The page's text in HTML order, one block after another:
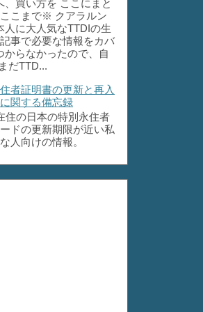
、買い方を ここにまと
こまで※ クアラルン
人に大人気なTTDIの生
事で必要な情報をカバ
からなかったので、自
だTTD...
者証明書の更新と再入
関する備忘録
住の日本の特別永住者
ドの更新期限が近い私
人向けの情報。